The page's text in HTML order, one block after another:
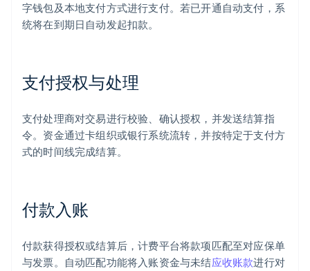
字钱包及本地支付方式进行支付。若已开通自动支付，系
统将在到期日自动发起扣款。
支付授权与处理
支付处理商对交易进行校验、确认授权，并发送结算指
令。资金通过卡组织或银行系统流转，并按特定于支付方
式的时间线完成结算。
付款入账
付款获得授权或结算后，计费平台将款项匹配至对应保单
与发票。自动匹配功能将入账资金与未结应收账款进行对